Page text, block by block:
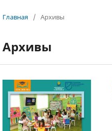
Главная / Архивы
Архивы